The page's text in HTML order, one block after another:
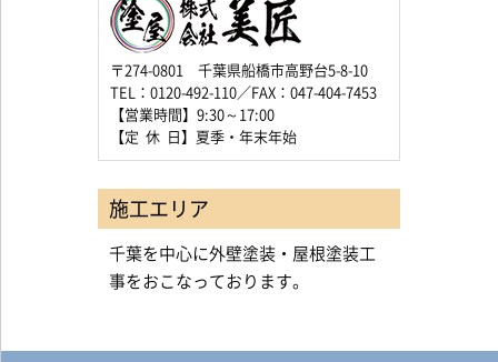
〒274-0801 千葉県船橋市高野台5-8-10
TEL：0120-492-110／FAX：047-404-7453
【営業時間】9:30～17:00
【定 休 日】夏季・年末年始
施工エリア
千葉を中心に外壁塗装・屋根塗装工
事をおこなっております。